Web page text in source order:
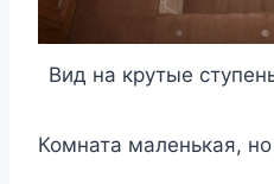
Вид на крутые
Комната маленькая,